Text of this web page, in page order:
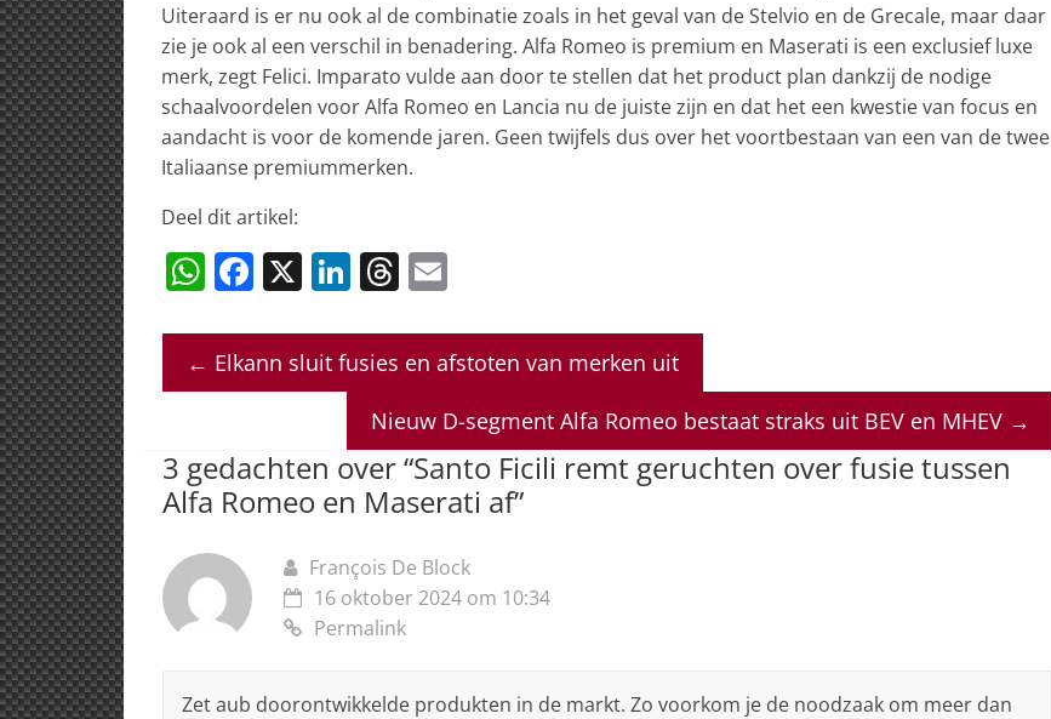
Uiteraard is er nu ook al de combinatie zoals in het geval van de Stelvio en de Grecale, maar daar
zie je ook al een verschil in benadering. Alfa Romeo is premium en Maserati is een exclusief luxe
merk, zegt Felici. Imparato vulde aan door te stellen dat het product plan dankzij de nodige
schaalvoordelen voor Alfa Romeo en Lancia nu de juiste zijn en dat het een kwestie van focus en
aandacht is voor de komende jaren. Geen twijfels dus over het voortbestaan van een van de twee
Italiaanse premiummerken.
Deel dit artikel:
W
at
s
p
p
F
c
e
o
o
X Li
k
e
dI
n
T
re
a
d
s
ai
l
← Elkann sluit fusies en afstoten van merken uit
Nieuw D-segment Alfa Romeo bestaat straks uit BEV en MHEV →
3 gedachten over “Santo Ficili remt geruchten over fusie tussen
Alfa Romeo en Maserati af”
François De Block
16 oktober 2024 om 10:34
Permalink
Zet aub doorontwikkelde produkten in de markt. Zo voorkom je de noodzaak om meer dan